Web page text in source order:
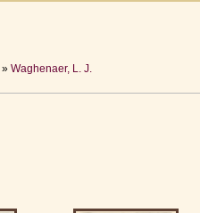
» Waghenaer, L. J.